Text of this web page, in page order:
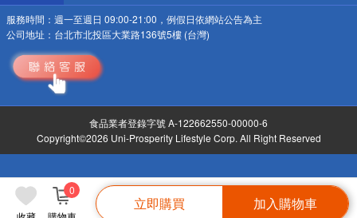
0
立即購買 加入購物車
服務時間： 週一至週日 09:00-21:00，例假日依網站公告為主
公司地址： 台北市北投區大業路136號5樓 (台灣)
食品業者登錄字號 A-122662550-00000-6
Copyright©2026 Uni-Prosperity Lifestyle Corp. All Right Reserved